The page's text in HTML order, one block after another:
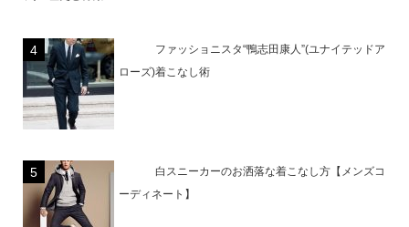
ファッショニスタ“鴨志田康人”(ユナイテッドア
ローズ)着こなし術
白スニーカーのお洒落な着こなし方【メンズコ
ーディネート】